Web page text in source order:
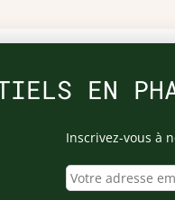
EN
Inscrivez-vous à